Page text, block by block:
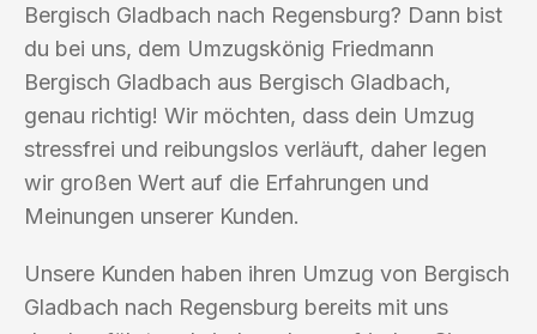
Bergisch Gladbach nach Regensburg? Dann bist
du bei uns, dem Umzugskönig Friedmann
Bergisch Gladbach aus Bergisch Gladbach,
genau richtig! Wir möchten, dass dein Umzug
stressfrei und reibungslos verläuft, daher legen
wir großen Wert auf die Erfahrungen und
Meinungen unserer Kunden.
Unsere Kunden haben ihren Umzug von Bergisch
Gladbach nach Regensburg bereits mit uns